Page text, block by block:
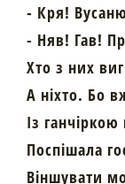
- Кря!
- Няв! Гав!
Хто з них
А ніхто. Бо
Із ганчіркою
Поспішала
Віншувати